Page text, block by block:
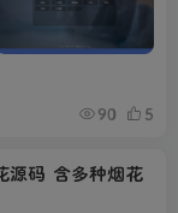
90 5
源码 含多种烟花